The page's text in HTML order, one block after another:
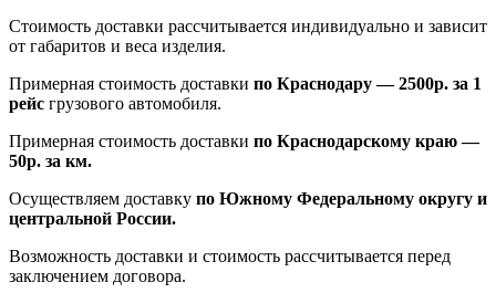
Стоимость доставки рассчитывается индивидуально и зависит
от габаритов и веса изделия.
Примерная стоимость доставки по Краснодару — 2500р. за 1
рейс грузового автомобиля.
Примерная стоимость доставки по Краснодарскому краю —
50р. за км.
Осуществляем доставку по Южному Федеральному округу и
центральной России.
Возможность доставки и стоимость рассчитывается перед
заключением договора.